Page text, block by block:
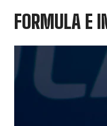
FORMULA E